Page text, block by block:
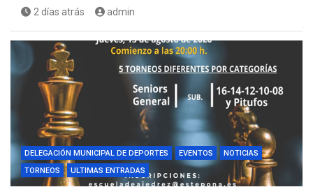
2 días atrás admin
DELEGACIÓN MUNICIPAL DE DEPORTES EVENTOS
NOTICIAS
TORNEOS
ULTIMAS ENTRADAS